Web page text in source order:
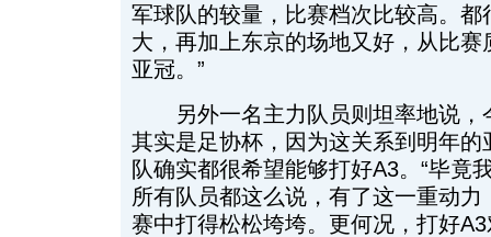
军球队的较量，比赛档次比较高。
大，再加上东京的场地又好，从比
亚冠。”
另外一名主力队员则坦率地说，
其实是足协杯，因为这关系到明年
队确实都很希望能够打好A3。“毕竟
所有队员都这么说，有了这一重动
赛中打得松松垮垮。更何况，打好